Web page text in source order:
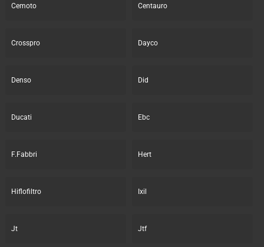
Cemoto Centauro
Crosspro Dayco
Denso Did
Ducati Ebc
F.Fabbri Hert
Hiflofiltro Ixil
Jt Jtf